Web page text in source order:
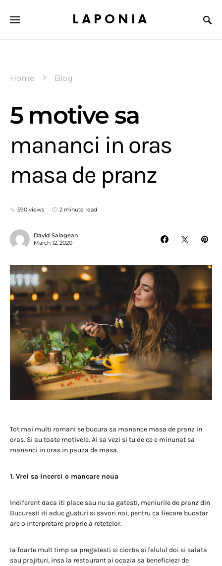
LAPONIA
Home Blog
5 motive sa
mananci in oras
masa de pranz
590 views 2 minute read
David Salagean
March 12, 2020
Tot mai multi romani se bucura sa manance masa de pranz in
oras. Si au toate motivele. Ai sa vezi si tu de ce e minunat sa
mananci in oras in pauza de masa.
1. Vrei sa incerci o mancare noua
Indiferent daca iti place sau nu sa gatesti, meniurile de pranz din
Bucuresti iti aduc gusturi si savori noi, pentru ca fiecare bucatar
are o interpretare proprie a retetelor.
Ia foarte mult timp sa pregatesti si ciorba si felulul doi si salata
sau prajituri, insa la restaurant ai ocazia sa beneficiezi de